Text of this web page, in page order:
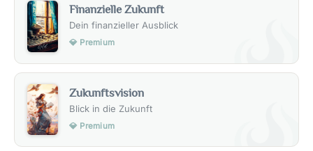
Finanzielle Zukunft
Dein finanzieller Ausblick
💎 Premium
Zukunftsvision
Blick in die Zukunft
💎 Premium